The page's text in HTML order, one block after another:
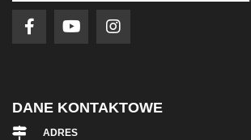
newsletter:
DANE KONTAKTOWE
ADRES